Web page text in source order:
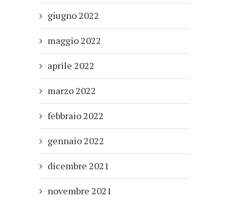
giugno 2022
maggio 2022
aprile 2022
marzo 2022
febbraio 2022
gennaio 2022
dicembre 2021
novembre 2021